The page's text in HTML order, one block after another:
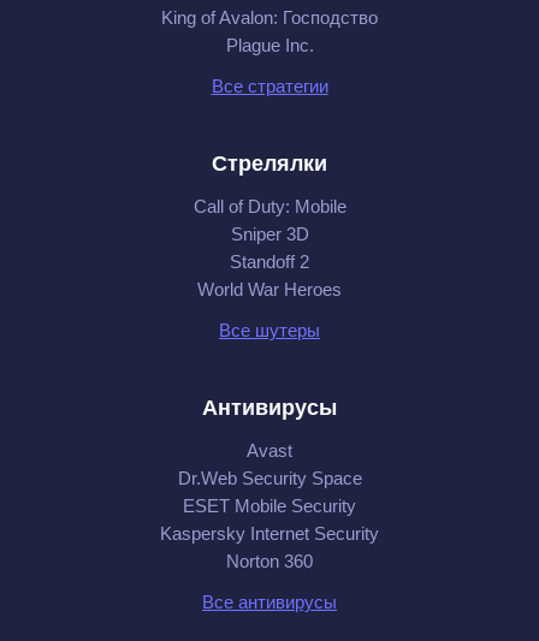
King of Avalon: Господство
Plague Inc.
Все стратегии
Стрелялки
Call of Duty: Mobile
Sniper 3D
Standoff 2
World War Heroes
Все шутеры
Антивирусы
Avast
Dr.Web Security Space
ESET Mobile Security
Kaspersky Internet Security
Norton 360
Все антивирусы